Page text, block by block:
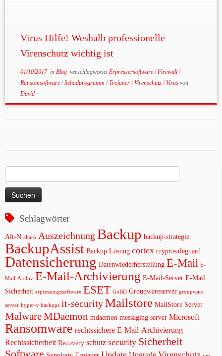
Virus Hilfe! Weshalb professionelle
Virenschutz wichtig ist
01/10/2017in Blog verschlagwortetErpressersoftware/Firewall/
Ransomsoftware/Schadprogramm/Trojaner/Virenschutz/Virus von
David
nach:
Schlagwörter
Alt-N altaro Auszeichnung Backup backup-strategie
BackupAssist Backup Lösung cortex cryptosafeguard
Datensicherung Datenwiederherstellung E-Mail E-
Mail-Archiv E-Mail-Archivierung E-Mail-Server E-Mail
Sicherheit erpressungssoftware ESET GoBD Groupwareserver groupware
server hyper-v backups it-securityMailstore MailStore Server
MalwareMDaemon mdaemon messaging server Microsoft
Ransomware rechtssichere E-Mail-Archivierung
Rechtssicherheit Recovery schutz security Sicherheit